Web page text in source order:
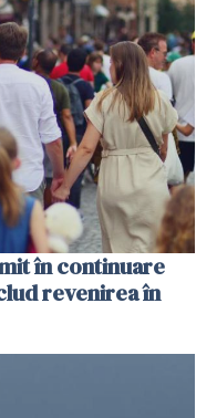
în continuare
revenirea în